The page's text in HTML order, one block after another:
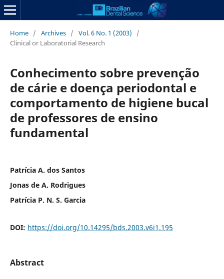
Home / Archives / Vol. 6 No. 1 (2003)
/
Clinical or Laboratorial Research
Conhecimento sobre prevenção
de cárie e doença periodontal e
comportamento de higiene bucal
de professores de ensino
fundamental
Patrícia A. dos Santos
Jonas de A. Rodrigues
Patrícia P. N. S. Garcia
DOI: https://doi.org/10.14295/bds.2003.v6i1.195
Abstract